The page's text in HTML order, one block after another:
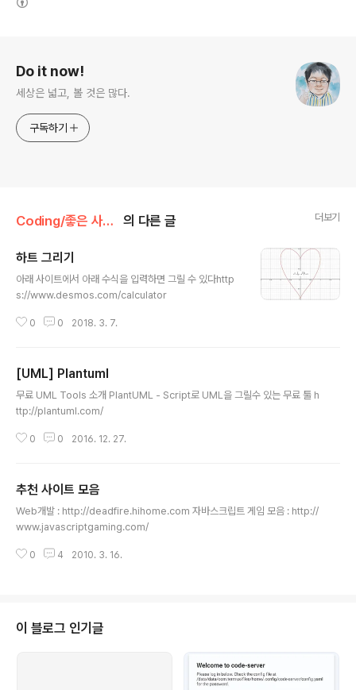
Do it now!
세상은 넓고, 볼 것은 많다.
구독하기
Coding/좋은 사이트 의 다른 글 더보기
하트 그리기
아래 사이트에서 아래 수식을 입력하면 그릴 수 있다http
s://www.desmos.com/calculator
0 0 2018. 3. 7.
[UML] Plantuml
무료 UML Tools 소개 PlantUML - Script로 UML을 그릴수 있는 무료 툴 h
ttp://plantuml.com/
0 0 2016. 12. 27.
추천 사이트 모음
Web개발 : http://deadfire.hihome.com 자바스크립트 게임 모음 : http://
www.javascriptgaming.com/
0 4 2010. 3. 16.
이 블로그 인기글